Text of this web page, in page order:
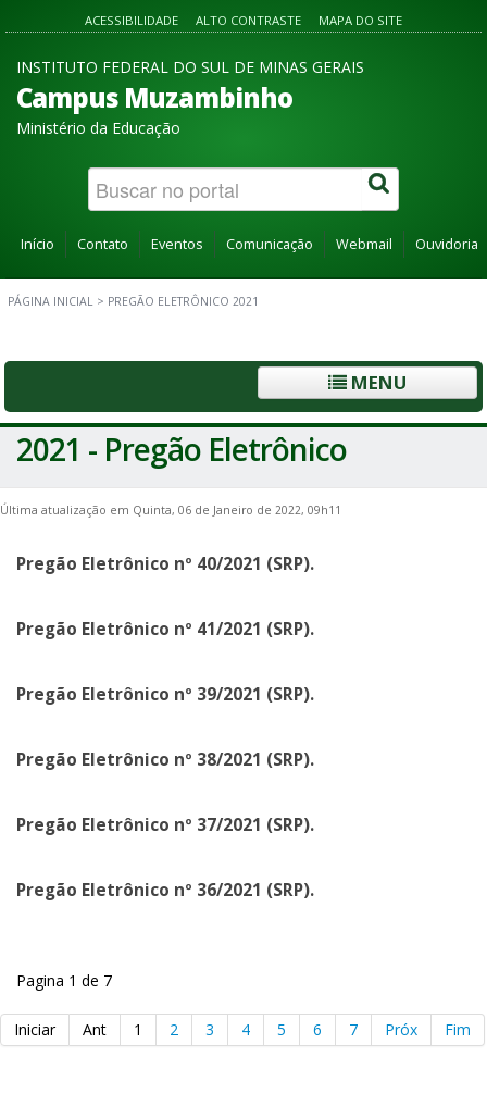
ACESSIBILIDADE ALTO CONTRASTE MAPA DO SITE
INSTITUTO FEDERAL DO SUL DE MINAS GERAIS
Campus Muzambinho
Ministério da Educação
Início Contato Eventos Comunicação Webmail Ouvidoria
PÁGINA INICIAL > PREGÃO ELETRÔNICO 2021
MENU
2021 - Pregão Eletrônico
Última atualização em Quinta, 06 de Janeiro de 2022, 09h11
Pregão Eletrônico nº 40/2021 (SRP).
Pregão Eletrônico nº 41/2021 (SRP).
Pregão Eletrônico nº 39/2021 (SRP).
Pregão Eletrônico nº 38/2021 (SRP).
Pregão Eletrônico nº 37/2021 (SRP).
Pregão Eletrônico nº 36/2021 (SRP).
Pagina 1 de 7
Iniciar Ant 1 2 3 4 5 6 7 Próx Fim